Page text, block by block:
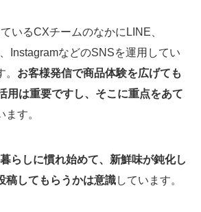
いるCXチームのなかにLINE、
InstagramなどのSNSを運用してい
お客様発信で商品体験を広げても
用は重要ですし、そこに重点をあて
ます。
らしに慣れ始めて、新鮮味が鈍化し
稿してもらうかは意識しています。